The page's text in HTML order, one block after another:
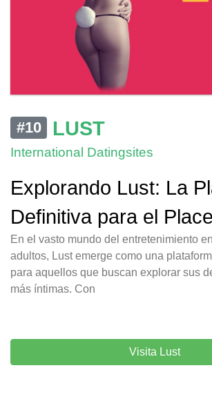
#10 LUST
International Datingsites
Explorando Lust: La
Definitiva para el
En el vasto mundo del entretenimiento
adultos, Lust emerge como una
para aquellos que buscan explorar sus
más íntimas. Con
Visita Lust